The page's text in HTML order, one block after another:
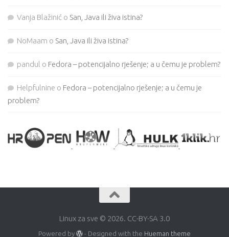
Vanja Blažinić o San, Java ili živa istina?
NoMaam o San, Java ili živa istina?
pandul o Fedora – potencijalno rješenje; a u čemu je problem?
Helpfulnine o Fedora – potencijalno rješenje; a u čemu je
problem?
Linux za sve © 2026. CC-BY-SA 3.0
Powered by - Designed with the Hueman theme